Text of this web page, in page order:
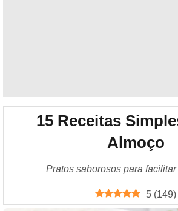
15 Receitas
Almoço
Pratos saborosos para
5 (149)